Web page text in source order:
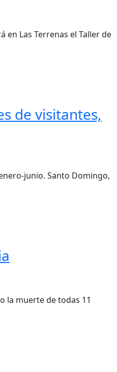
en Las Terrenas el Taller de
de visitantes,
junio. Santo Domingo,
la muerte de todas 11